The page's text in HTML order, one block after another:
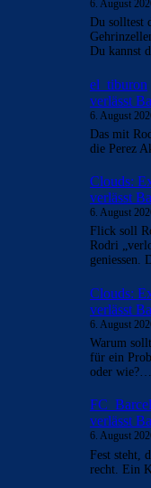
Clouds:
verlässt
6. August
Du solltest
el_tiburon
verlässt
6. August
Das mit